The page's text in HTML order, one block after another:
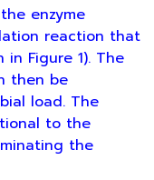
enzyme
reaction that
Figure 1). The
then be
load. The
to the
the